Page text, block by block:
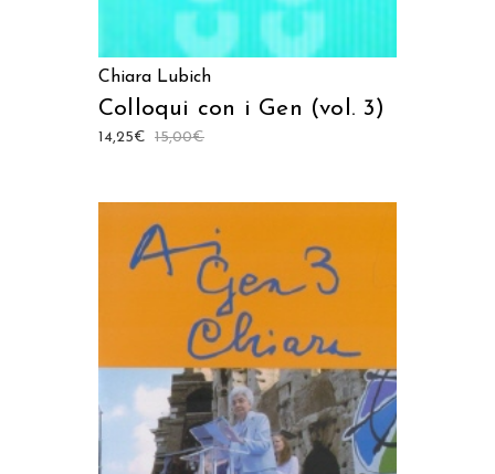
Chiara Lubich
Colloqui con i Gen (vol. 3)
15,00€
14,25€
AGGIUNGI AL CARRELLO